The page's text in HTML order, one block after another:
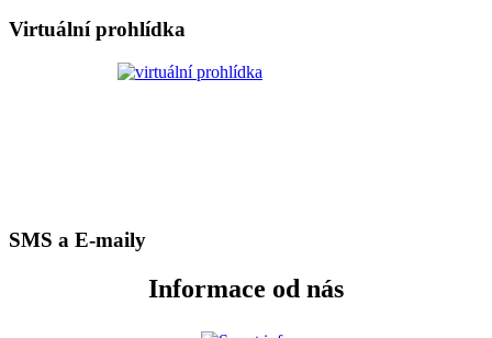
Virtuální prohlídka
SMS a E-maily
Informace od nás